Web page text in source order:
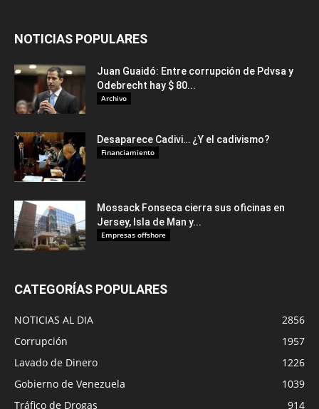
NOTICIAS POPULARES
Juan Guaidó: Entre corrupción de Pdvsa y
Odebrecht hay $ 80...
Archivo
Desaparece Cadivi… ¿Y el cadivismo?
Financiamiento
Mossack Fonseca cierra sus oficinas en
Jersey, Isla de Man y...
Empresas offshore
CATEGORÍAS POPULARES
NOTICIAS AL DIA
2856
Corrupción
1957
Lavado de Dinero
1226
Gobierno de Venezuela
1039
Tráfico de Drogas
914